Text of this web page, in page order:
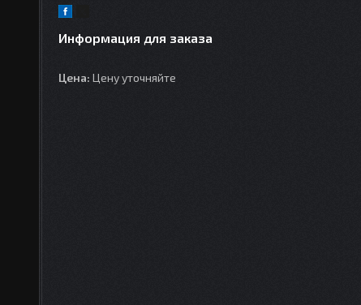
Информация для заказа
Цена: Цену уточняйте